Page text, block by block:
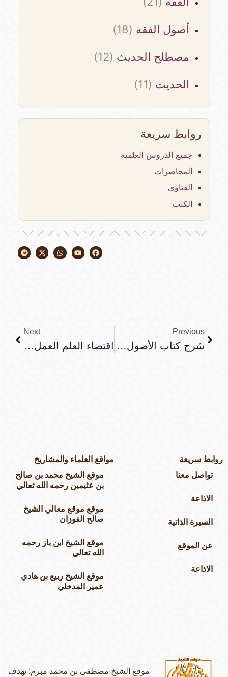
أصول الفقه(18)
مصطلح الحديث(12)
الحديث(11)
روابط سريعة
جميع الدروس العلمية
المحاضرات
الفتاوى
الكتب
Previous
شرح كتاب الأصول من علم الأصول للشيخ محمد بن صالح العثيمين
Next
اقتضاء العلم العمل للخطيب البغدادي
موقع الشيخ مصطفى بن محمد مبرم: يهدف
سريعة
تواصل معنا
الاذاعة
السيرة الذاتية
عن الموقع
الاذاعة
مواقع العلماء والمشاريخ
موقع الشيخ محمد بن صالح
بن عثيمين رحمه الله تعالي
موقع موقع معالي الشيخ
صالح الفوزان
موقع الشيخ ابن باز رحمه
الله تعالى
موقع الشيخ ربيع بن هادي
عمير المدخلي